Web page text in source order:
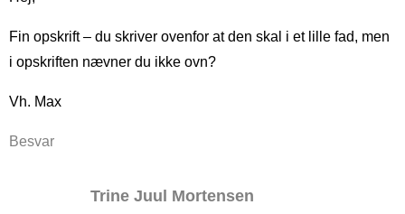
Fin opskrift – du skriver ovenfor at den skal i et lille fad, men
i opskriften nævner du ikke ovn?
Vh. Max
Besvar
Trine Juul Mortensen